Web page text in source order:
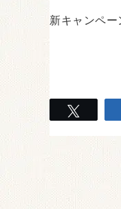
新キャンペ